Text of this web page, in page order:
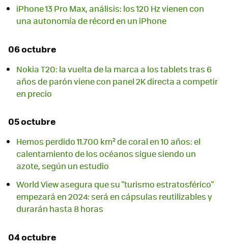
iPhone 13 Pro Max, análisis: los 120 Hz vienen con
una autonomía de récord en un iPhone
06 octubre
Nokia T20: la vuelta de la marca a los tablets tras 6
años de parón viene con panel 2K directa a competir
en precio
05 octubre
Hemos perdido 11.700 km² de coral en 10 años: el
calentamiento de los océanos sigue siendo un
azote, según un estudio
World View asegura que su "turismo estratosférico"
empezará en 2024: será en cápsulas reutilizables y
durarán hasta 8 horas
04 octubre